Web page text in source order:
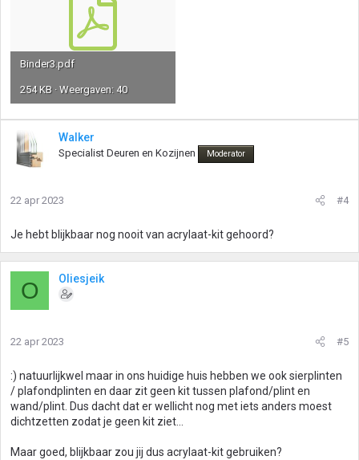
Binder3.pdf
254 KB · Weergaven: 40
Walker
Specialist Deuren en Kozijnen Moderator
22 apr 2023 #4
Je hebt blijkbaar nog nooit van acrylaat-kit gehoord?
O Oliesjeik
22 apr 2023 #5
:) natuurlijkwel maar in ons huidige huis hebben we ook sierplinten
/ plafondplinten en daar zit geen kit tussen plafond/plint en
wand/plint. Dus dacht dat er wellicht nog met iets anders moest
dichtzetten zodat je geen kit ziet...
Maar goed, blijkbaar zou jij dus acrylaat-kit gebruiken?